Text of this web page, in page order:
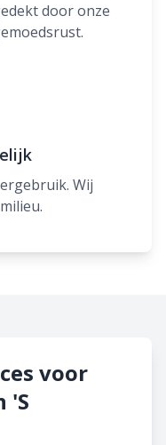
door onze
Wij
voor
'S